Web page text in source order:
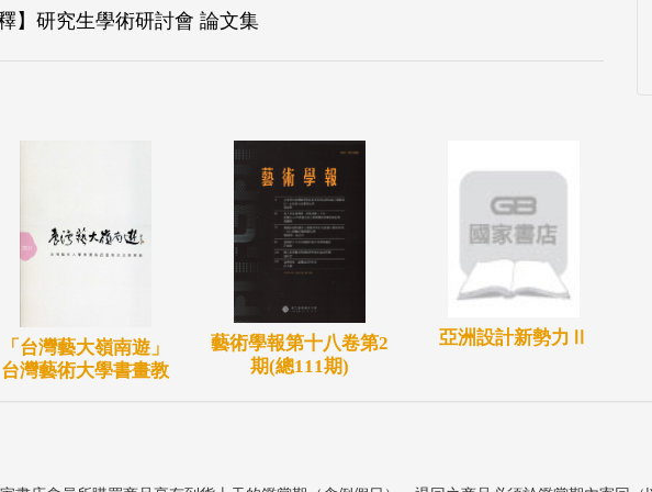
】研究生學術研討會 論文集
「台灣藝大嶺南遊」
台灣藝術大學書畫教
藝術學報第十八卷第2
期(總111期)
亞洲設計新勢力Ⅱ